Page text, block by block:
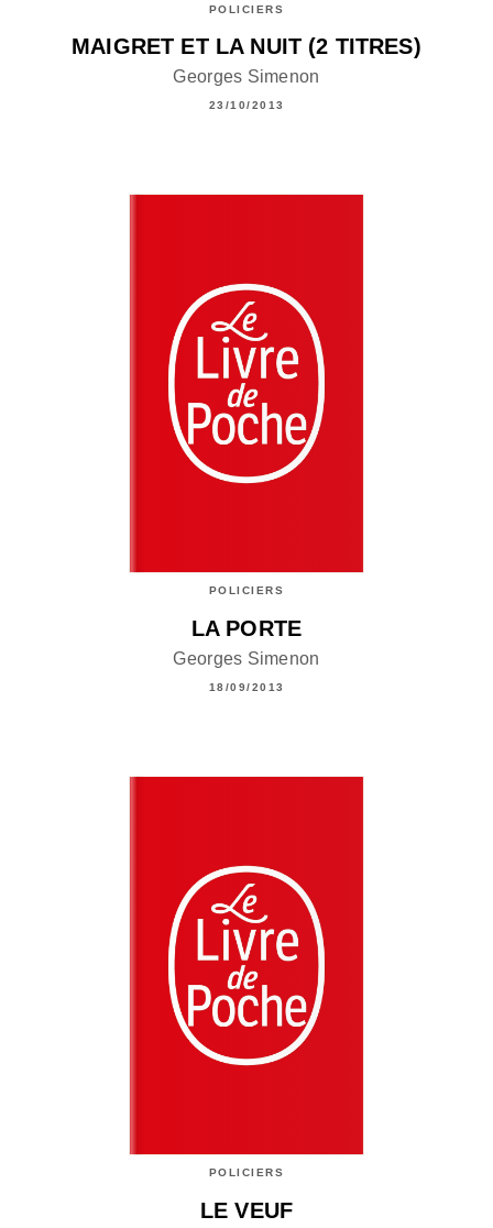
POLICIERS
MAIGRET ET LA NUIT (2 TITRES)
Georges Simenon
23/10/2013
POLICIERS
LA PORTE
Georges Simenon
18/09/2013
POLICIERS
LE VEUF